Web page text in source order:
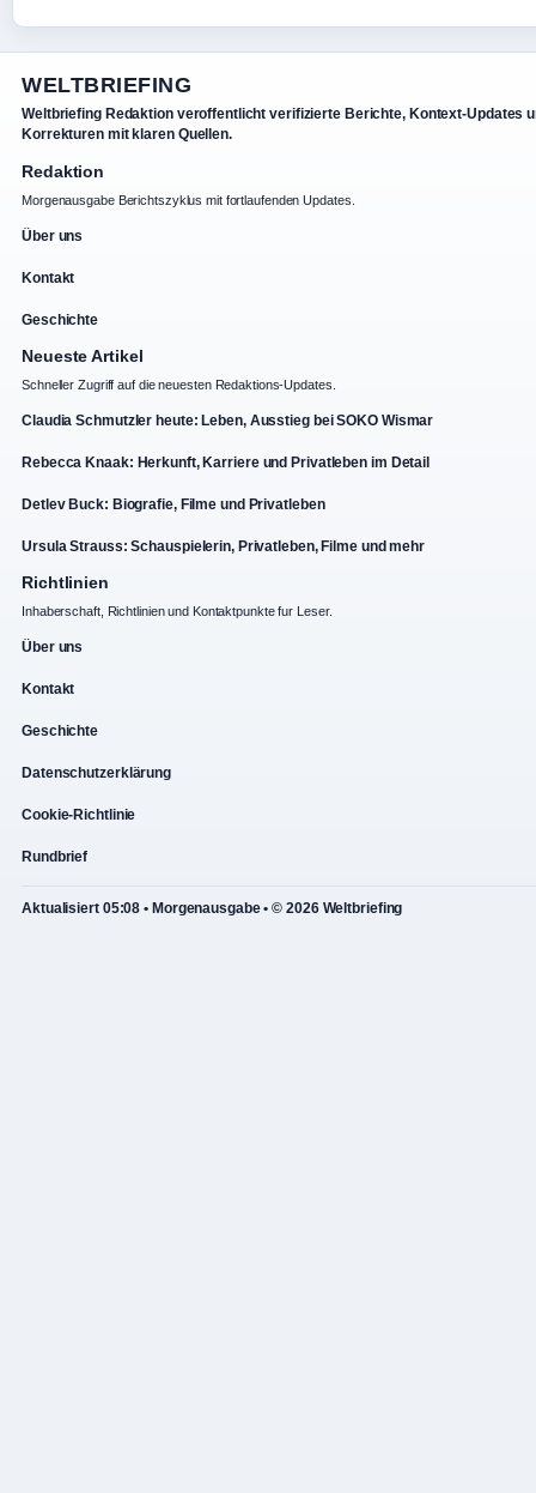
WELTBRIEFING
Weltbriefing Redaktion veroffentlicht verifizierte Berichte, Kontext-Updates
Korrekturen mit klaren Quellen.
Redaktion
Morgenausgabe Berichtszyklus mit fortlaufenden Updates.
Über uns
Kontakt
Geschichte
Neueste Artikel
Schneller Zugriff auf die neuesten Redaktions-Updates.
Claudia Schmutzler heute: Leben, Ausstieg bei SOKO Wismar
Rebecca Knaak: Herkunft, Karriere und Privatleben im Detail
Detlev Buck: Biografie, Filme und Privatleben
Ursula Strauss: Schauspielerin, Privatleben, Filme und mehr
Richtlinien
Inhaberschaft, Richtlinien und Kontaktpunkte fur Leser.
Über uns
Kontakt
Geschichte
Datenschutzerklärung
Cookie-Richtlinie
Rundbrief
Aktualisiert 05:08 • Morgenausgabe • © 2026 Weltbriefing